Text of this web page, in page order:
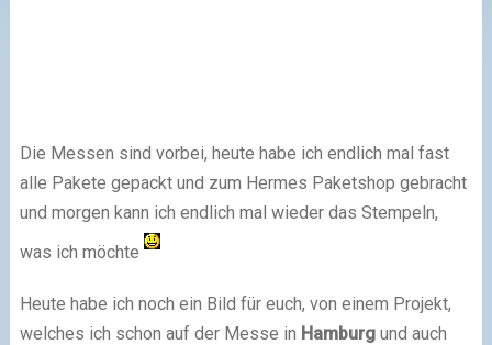
Die Messen sind vorbei, heute habe ich endlich mal fast
alle Pakete gepackt und zum Hermes Paketshop gebracht
und morgen kann ich endlich mal wieder das Stempeln,
was ich möchte
Heute habe ich noch ein Bild für euch, von einem Projekt,
welches ich schon auf der Messe in Hamburgund auch